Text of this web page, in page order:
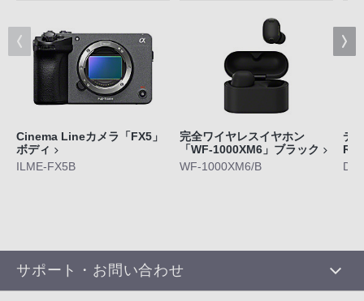
Cinema Lineカメラ「FX5」
ボディ
ILME-FX5B
完全ワイヤレスイヤホン
「WF-1000XM6」ブラック
WF-1000XM6/B
デ
サポート・お問い合わせ